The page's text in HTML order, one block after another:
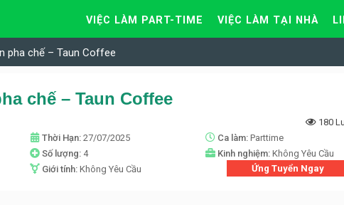
VIỆC LÀM PART-TIME VIỆC LÀM TẠI NHÀ
pha chế – Taun Coffee
chế – Taun Coffee
180
Thời Hạn: 27/07/2025 Ca làm: Parttime
Số lượng: 4 Kinh nghiệm: Không Yêu Cầu
Giới tính: Không Yêu Cầu Ứng Tuyển Ngay